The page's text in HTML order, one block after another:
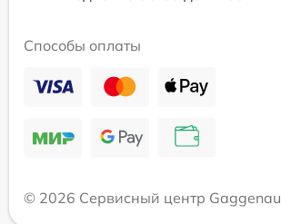
Способы оплаты
© 2026 Сервисный центр Gaggenau